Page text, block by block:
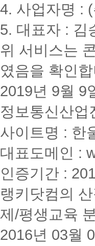
4. 사업자명 :
5. 대표자 : 김
위 서비스는
였음을 확인
2019년 9월 9
정보통신산업
사이트명 : 한
대표도메인 :
인증기간 :
랭키닷컴의
제/평생교육
2016년 03월